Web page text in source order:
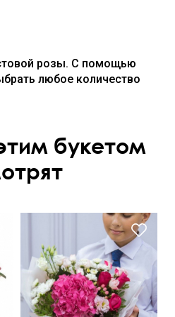
розы. С помощью
любое количество
букетом